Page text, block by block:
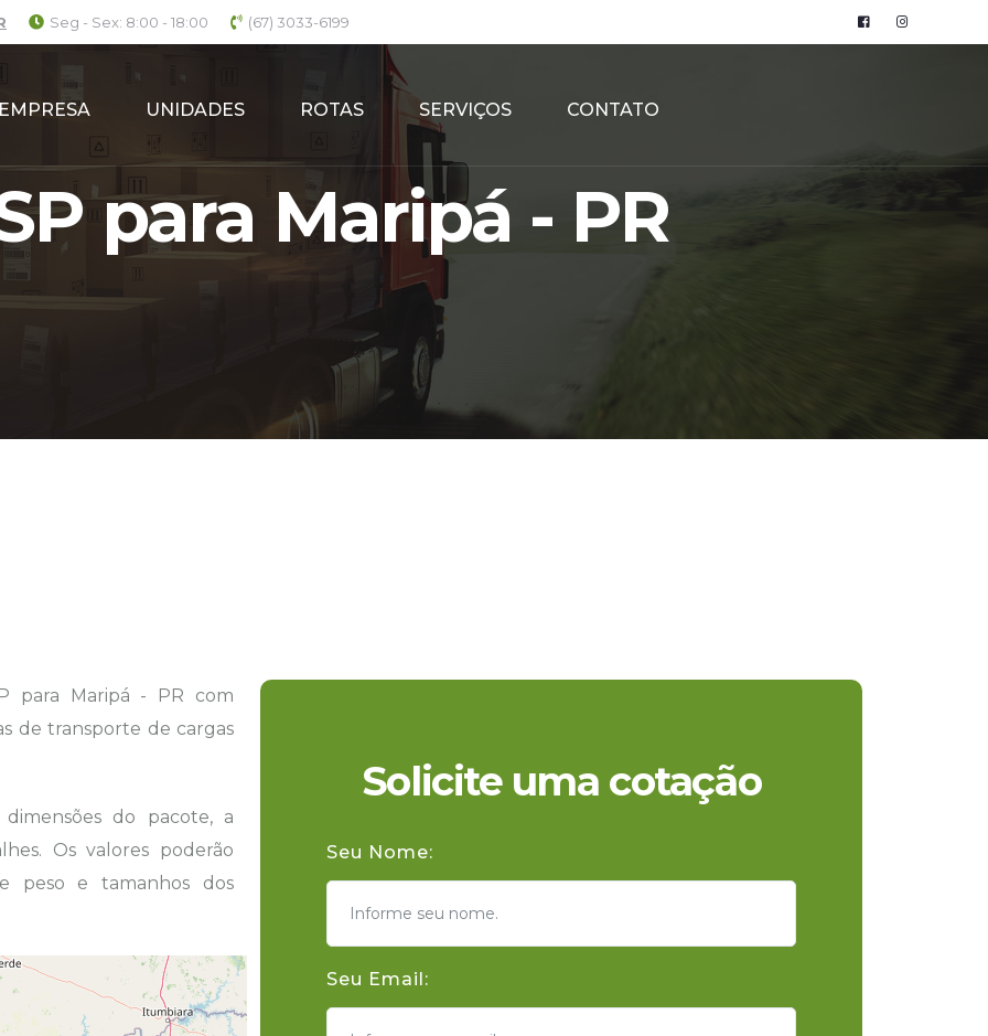
Seg - Sex: 8:00 - 18:00 (67) 3033-6199
UNIDADES ROTAS SERVIÇOS CONTATO
para Maripá - PR
para Maripá - PR com
de transporte de cargas
do pacote, a
Os valores poderão
peso e tamanhos dos
Solicite uma cotação
Seu Nome:
Seu Email: